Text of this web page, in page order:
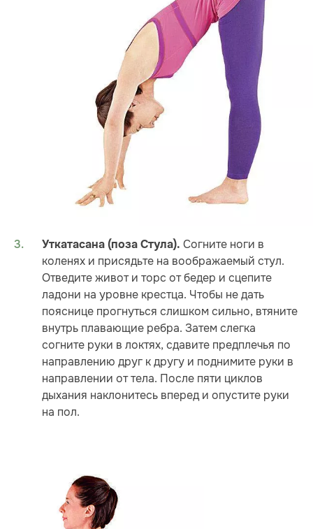
Уткатасана (поза Стула). Согните ноги в
коленях и присядьте на воображаемый стул.
Отведите живот и торс от бедер и сцепите
ладони на уровне крестца. Чтобы не дать
пояснице прогнуться слишком сильно, втяните
внутрь плавающие ребра. Затем слегка
согните руки в локтях, сдавите предплечья по
направлению друг к другу и поднимите руки в
направлении от тела. После пяти циклов
дыхания наклонитесь вперед и опустите руки
на пол.